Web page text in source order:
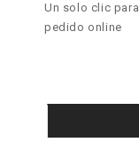
Un solo clic
pedido online